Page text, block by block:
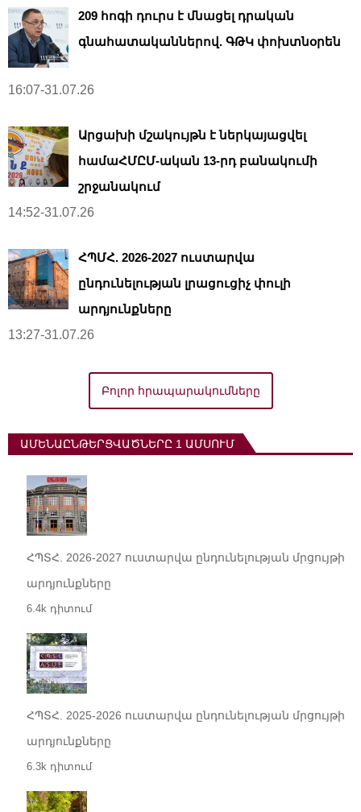
209 հոգի դուրս է մնացել դրական
գնահատականներով. ԳԹԿ փոխտնօրեն
16:07-31.07.26
Արցախի մշակույթն է ներկայացվել
համաՀՄԸՄ-ական 13-րդ բանակումի
շրջանակում
14:52-31.07.26
ՀՊՄՀ. 2026-2027 ուստարվա
ընդունելության լրացուցիչ փուլի
արդյունքները
13:27-31.07.26
Բոլոր հրապարակումները
ԱՄԵՆԱԸՆԹԵՐՑՎԱԾՆԵՐԸ 1 ԱՄՍՈՒՄ
ՀՊՏՀ. 2026-2027 ուստարվա ընդունելության մրցույթի
արդյունքները
6.4k դիտում
ՀՊՏՀ. 2025-2026 ուստարվա ընդունելության մրցույթի
արդյունքները
6.3k դիտում